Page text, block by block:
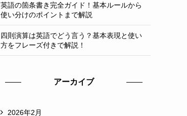
英語の箇条書き完全ガイド！基本ルールから
使い分けのポイントまで解説
四則演算は英語でどう言う？基本表現と使い
方をフレーズ付きで解説！
アーカイブ
2026年2月